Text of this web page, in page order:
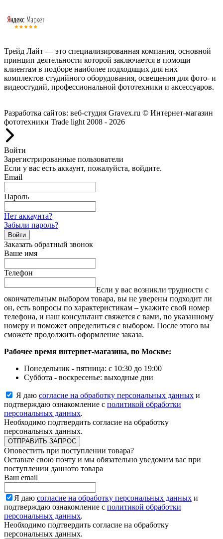
Трейд Лайт — это специализированная компания, основной
принцип деятельности которой заключается в помощи
клиентам в подборе наиболее подходящих для них
комплектов студийного оборудования, освещения для фото- и
видеостудий, профессиональной фототехники и аксессуаров.
Разработка сайтов: веб-студия Gravex.ru © Интернет-магазин
фототехники Trade light 2008 - 2026
Войти
Зарегистрированные пользователи
Если у вас есть аккаунт, пожалуйста, войдите.
Email
Пароль
Нет аккаунта?
Забыли пароль?
Войти
Заказать обратный звонок
Ваше имя
Телефон
Если у вас возникли трудности с
окончательным выбором товара, вы не уверены подходит ли
он, есть вопросы по характеристикам – укажите свой номер
телефона, и наш консультант свяжется с вами, по указанному
номеру и поможет определиться с выбором. После этого вы
сможете продолжить оформление заказа.
Рабочее время интернет-магазина, по Москве:
Понедельник - пятница: с 10:30 до 19:00
Суббота - воскресенье: выходные дни
Я даю согласие на обработку персональных данных и
подтверждаю ознакомление с политикой обработки
персональных данных.
Необходимо подтвердить согласие на обработку
персональных данных.
ОТПРАВИТЬ ЗАПРОС
Оповестить при поступлении товара?
Оставьте свою почту и мы обязательно уведомим вас при
поступлении данното товара
Ваш email
Я даю согласие на обработку персональных данных и
подтверждаю ознакомление с политикой обработки
персональных данных.
Необходимо подтвердить согласие на обработку
персональных данных.